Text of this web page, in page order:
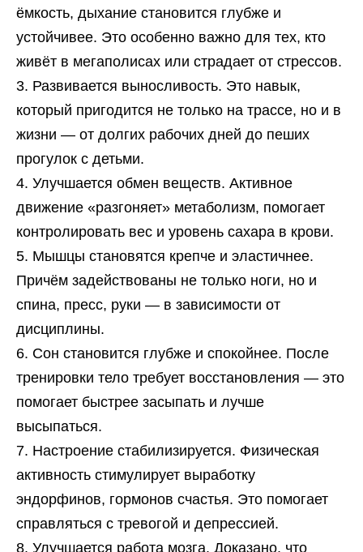
ёмкость, дыхание становится глубже и
устойчивее. Это особенно важно для тех, кто
живёт в мегаполисах или страдает от стрессов.
Развивается выносливость. Это навык,
который пригодится не только на трассе, но и в
жизни — от долгих рабочих дней до пеших
прогулок с детьми.
Улучшается обмен веществ. Активное
движение «разгоняет» метаболизм, помогает
контролировать вес и уровень сахара в крови.
Мышцы становятся крепче и эластичнее.
Причём задействованы не только ноги, но и
спина, пресс, руки — в зависимости от
дисциплины.
Сон становится глубже и спокойнее. После
тренировки тело требует восстановления — это
помогает быстрее засыпать и лучше
высыпаться.
Настроение стабилизируется. Физическая
активность стимулирует выработку
эндорфинов, гормонов счастья. Это помогает
справляться с тревогой и депрессией.
Улучшается работа мозга. Доказано, что